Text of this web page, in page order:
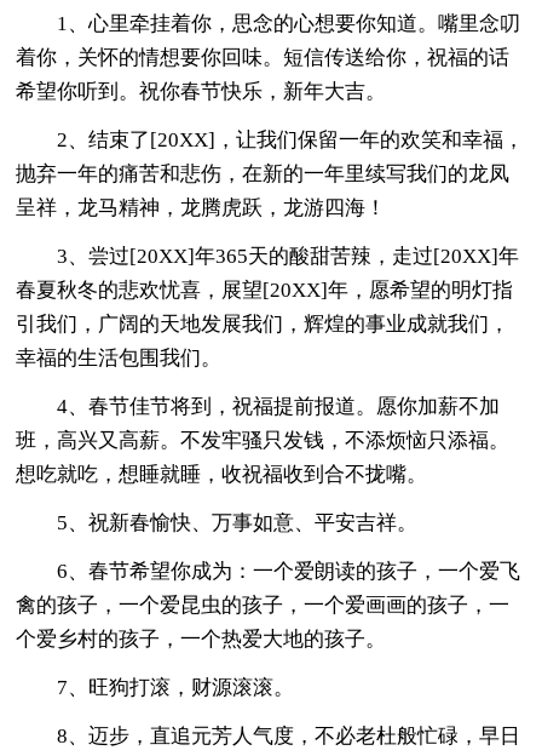
1、心里牵挂着你，思念的心想要你知道。嘴里念叨
着你，关怀的情想要你回味。短信传送给你，祝福的话
希望你听到。祝你春节快乐，新年大吉。
2、结束了[20XX]，让我们保留一年的欢笑和幸福，
抛弃一年的痛苦和悲伤，在新的一年里续写我们的龙凤
呈祥，龙马精神，龙腾虎跃，龙游四海！
3、尝过[20XX]年365天的酸甜苦辣，走过[20XX]年
春夏秋冬的悲欢忧喜，展望[20XX]年，愿希望的明灯指
引我们，广阔的天地发展我们，辉煌的事业成就我们，
幸福的生活包围我们。
4、春节佳节将到，祝福提前报道。愿你加薪不加
班，高兴又高薪。不发牢骚只发钱，不添烦恼只添福。
想吃就吃，想睡就睡，收祝福收到合不拢嘴。
5、祝新春愉快、万事如意、平安吉祥。
6、春节希望你成为：一个爱朗读的孩子，一个爱飞
禽的孩子，一个爱昆虫的孩子，一个爱画画的孩子，一
个爱乡村的孩子，一个热爱大地的孩子。
7、旺狗打滚，财源滚滚。
8、迈步，直追元芳人气度，不必老杜般忙碌，早日